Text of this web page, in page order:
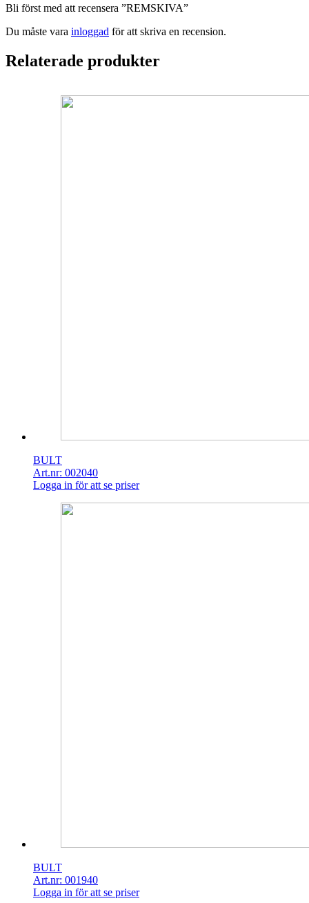
Bli först med att recensera ”REMSKIVA”
Du måste vara inloggad för att skriva en recension.
Relaterade produkter
BULT
Art.nr: 002040
Logga in för att se priser
BULT
Art.nr: 001940
Logga in för att se priser